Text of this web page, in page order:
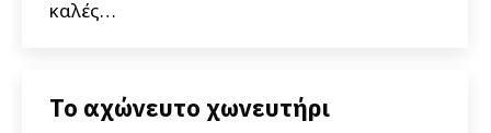
καλές…
Το αχώνευτο χωνευτήρι